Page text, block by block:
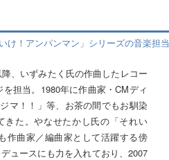
け！アンパンマン」シリーズの音楽担当
、いずみたく氏の作曲したレコー
担当。1980年に作曲家・CMディ
マ！！」等、お茶の間でもお馴染
きた。やなせたかし氏の「それい
作曲家／編曲家として活躍する傍
ュースにも力を入れており、2007